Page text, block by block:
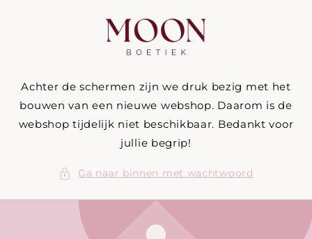
Achter de schermen zijn we druk bezig met het
bouwen van een nieuwe webshop. Daarom is de
webshop tijdelijk niet beschikbaar. Bedankt voor
jullie begrip!
Ga naar binnen met wachtwoord